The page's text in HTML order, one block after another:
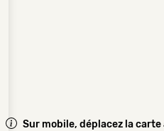
Sur mobile, déplacez la carte